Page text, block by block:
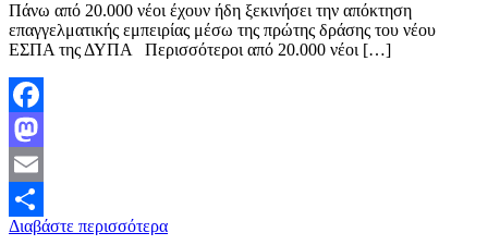
Πάνω από 20.000 νέοι έχουν ήδη ξεκινήσει την απόκτηση
επαγγελματικής εμπειρίας μέσω της πρώτης δράσης του νέου
ΕΣΠΑ της ΔΥΠΑ Περισσότεροι από 20.000 νέοι […]
Facebook
Mastodon
Email
Μοιραστείτε
Διαβάστε περισσότερα